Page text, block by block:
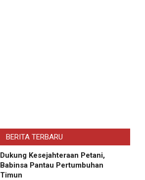
BERITA TERBARU
Dukung Kesejahteraan Petani,
Babinsa Pantau Pertumbuhan
Timun